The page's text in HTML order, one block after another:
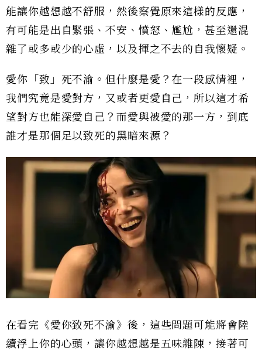
能讓你越想越不舒服，然後察覺原來這樣的反應，
有可能是出自緊張、不安、憤怒、尷尬，甚至還混
雜了或多或少的心虛，以及揮之不去的自我懷疑。
愛你「致」死不渝。但什麼是愛？在一段感情裡，
我們究竟是愛對方，又或者更愛自己，所以這才希
望對方也能深愛自己？而愛與被愛的那一方，到底
誰才是那個足以致死的黑暗來源？
在看完《愛你致死不渝》後，這些問題可能將會陸
續浮上你的心頭，讓你越想越是五味雜陳，接著可